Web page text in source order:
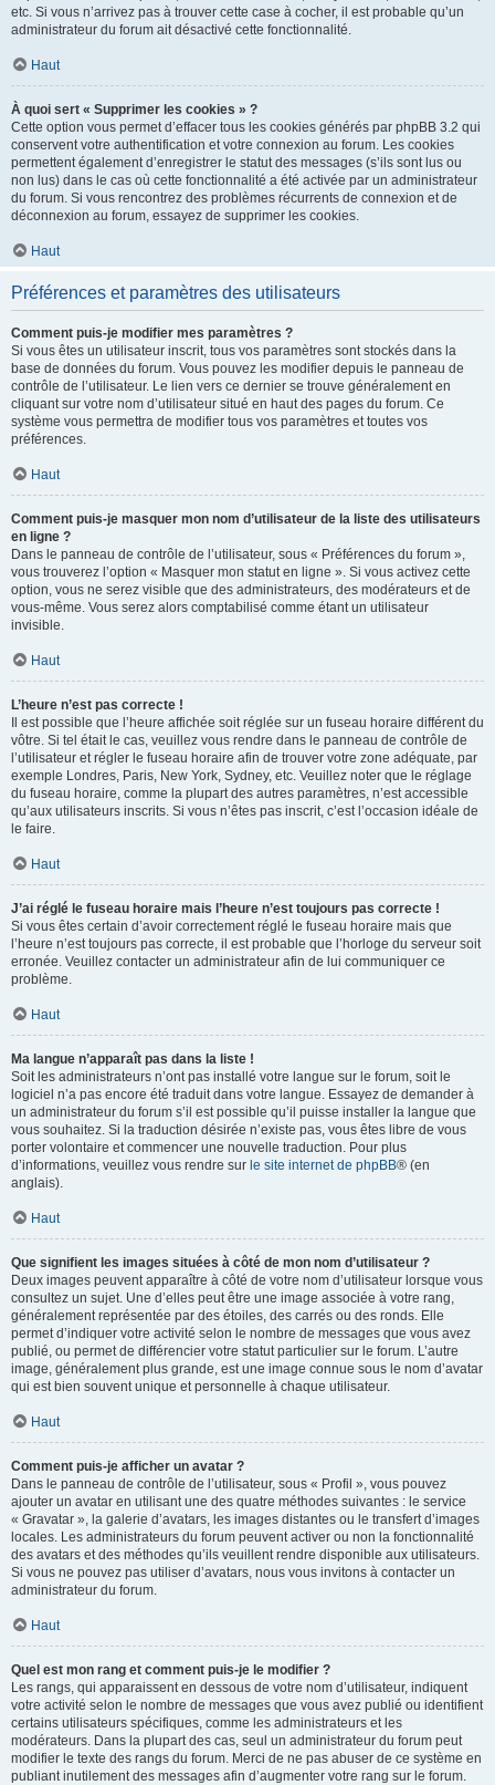
etc. Si vous n’arrivez pas à trouver cette case à cocher, il est probable qu’un
administrateur du forum ait désactivé cette fonctionnalité.
Haut
À quoi sert « Supprimer les cookies » ?
Cette option vous permet d’effacer tous les cookies générés par phpBB 3.2 qui
conservent votre authentification et votre connexion au forum. Les cookies
permettent également d’enregistrer le statut des messages (s’ils sont lus ou
non lus) dans le cas où cette fonctionnalité a été activée par un administrateur
du forum. Si vous rencontrez des problèmes récurrents de connexion et de
déconnexion au forum, essayez de supprimer les cookies.
Haut
Préférences et paramètres des utilisateurs
Comment puis-je modifier mes paramètres ?
Si vous êtes un utilisateur inscrit, tous vos paramètres sont stockés dans la
base de données du forum. Vous pouvez les modifier depuis le panneau de
contrôle de l’utilisateur. Le lien vers ce dernier se trouve généralement en
cliquant sur votre nom d’utilisateur situé en haut des pages du forum. Ce
système vous permettra de modifier tous vos paramètres et toutes vos
préférences.
Haut
Comment puis-je masquer mon nom d’utilisateur de la liste des utilisateurs
en ligne ?
Dans le panneau de contrôle de l’utilisateur, sous « Préférences du forum »,
vous trouverez l’option « Masquer mon statut en ligne ». Si vous activez cette
option, vous ne serez visible que des administrateurs, des modérateurs et de
vous-même. Vous serez alors comptabilisé comme étant un utilisateur
invisible.
Haut
L’heure n’est pas correcte !
Il est possible que l’heure affichée soit réglée sur un fuseau horaire différent du
vôtre. Si tel était le cas, veuillez vous rendre dans le panneau de contrôle de
l’utilisateur et régler le fuseau horaire afin de trouver votre zone adéquate, par
exemple Londres, Paris, New York, Sydney, etc. Veuillez noter que le réglage
du fuseau horaire, comme la plupart des autres paramètres, n’est accessible
qu’aux utilisateurs inscrits. Si vous n’êtes pas inscrit, c’est l’occasion idéale de
le faire.
Haut
J’ai réglé le fuseau horaire mais l’heure n’est toujours pas correcte !
Si vous êtes certain d’avoir correctement réglé le fuseau horaire mais que
l’heure n’est toujours pas correcte, il est probable que l’horloge du serveur soit
erronée. Veuillez contacter un administrateur afin de lui communiquer ce
problème.
Haut
Ma langue n’apparaît pas dans la liste !
Soit les administrateurs n’ont pas installé votre langue sur le forum, soit le
logiciel n’a pas encore été traduit dans votre langue. Essayez de demander à
un administrateur du forum s’il est possible qu’il puisse installer la langue que
vous souhaitez. Si la traduction désirée n’existe pas, vous êtes libre de vous
porter volontaire et commencer une nouvelle traduction. Pour plus
d’informations, veuillez vous rendre sur le site internet de phpBB® (en
anglais).
Haut
Que signifient les images situées à côté de mon nom d’utilisateur ?
Deux images peuvent apparaître à côté de votre nom d’utilisateur lorsque vous
consultez un sujet. Une d’elles peut être une image associée à votre rang,
généralement représentée par des étoiles, des carrés ou des ronds. Elle
permet d’indiquer votre activité selon le nombre de messages que vous avez
publié, ou permet de différencier votre statut particulier sur le forum. L’autre
image, généralement plus grande, est une image connue sous le nom d’avatar
qui est bien souvent unique et personnelle à chaque utilisateur.
Haut
Comment puis-je afficher un avatar ?
Dans le panneau de contrôle de l’utilisateur, sous « Profil », vous pouvez
ajouter un avatar en utilisant une des quatre méthodes suivantes : le service
« Gravatar », la galerie d’avatars, les images distantes ou le transfert d’images
locales. Les administrateurs du forum peuvent activer ou non la fonctionnalité
des avatars et des méthodes qu’ils veuillent rendre disponible aux utilisateurs.
Si vous ne pouvez pas utiliser d’avatars, nous vous invitons à contacter un
administrateur du forum.
Haut
Quel est mon rang et comment puis-je le modifier ?
Les rangs, qui apparaissent en dessous de votre nom d’utilisateur, indiquent
votre activité selon le nombre de messages que vous avez publié ou identifient
certains utilisateurs spécifiques, comme les administrateurs et les
modérateurs. Dans la plupart des cas, seul un administrateur du forum peut
modifier le texte des rangs du forum. Merci de ne pas abuser de ce système en
publiant inutilement des messages afin d’augmenter votre rang sur le forum.